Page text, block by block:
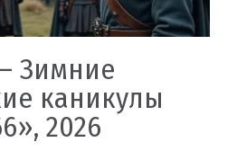
Зимние
каникулы
2026